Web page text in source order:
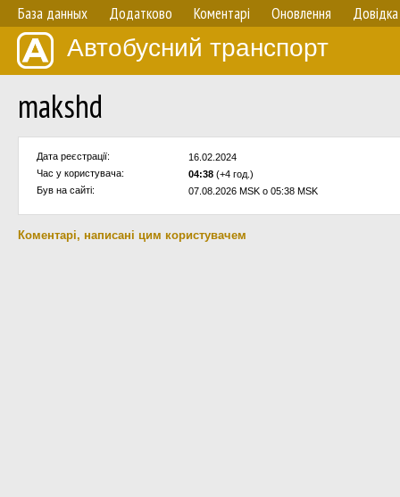
База данных Додатково Коментарі Оновлення Довідка
Автобусний транспорт
makshd
Дата реєстрації:
16.02.2024
Час у користувача:
04:38 (+4 год.)
Був на сайті:
07.08.2026 MSK о 05:38 MSK
Коментарі, написані цим користувачем